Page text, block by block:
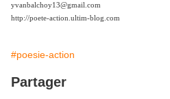
yvanbalchoy13@gmail.com
http://poete-action.ultim-blog.com
#poesie-action
Partager